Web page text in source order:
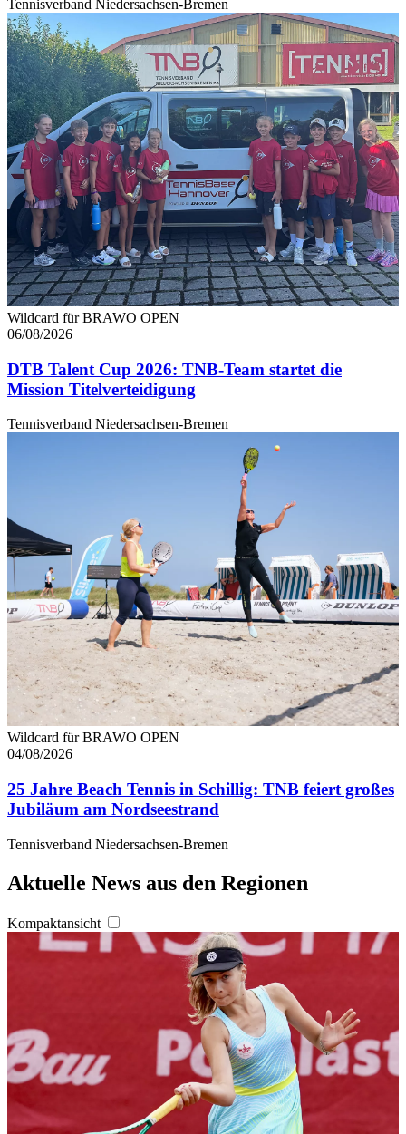
Tennisverband Niedersachsen-Bremen
Wildcard für BRAWO OPEN
06/08/2026
DTB Talent Cup 2026: TNB-Team startet die
Mission Titelverteidigung
Tennisverband Niedersachsen-Bremen
Wildcard für BRAWO OPEN
04/08/2026
25 Jahre Beach Tennis in Schillig: TNB feiert großes
Jubiläum am Nordseestrand
Tennisverband Niedersachsen-Bremen
Aktuelle News aus den Regionen
Kompaktansicht